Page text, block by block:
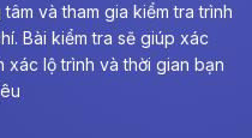
và tham gia kiểm tra trình
Bài kiểm tra sẽ giúp xác
xác lộ trình và thời gian bạn